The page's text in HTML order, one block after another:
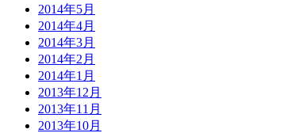
2014年5月
2014年4月
2014年3月
2014年2月
2014年1月
2013年12月
2013年11月
2013年10月